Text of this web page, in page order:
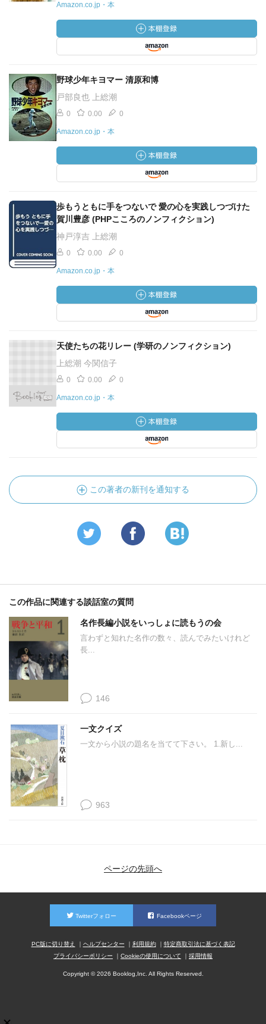
Amazon.co.jp・本
野球少年キヨマー 清原和博
戸部良也 上総潮
0 0.00 0
Amazon.co.jp・本
歩もうともに手をつないで 愛の心を実践しつづけた
賀川豊彦 (PHPこころのノンフィクション)
神戸淳吉 上総潮
0 0.00 0
Amazon.co.jp・本
天使たちの花リレー (学研のノンフィクション)
上総潮 今関信子
0 0.00 0
Amazon.co.jp・本
この著者の新刊を通知する
この作品に関連する談話室の質問
名作長編小説をいっしょに読もうの会
言わずと知れた名作の数々、読んでみたいけれど
長...
146
一文クイズ
一文から小説の題名を当てて下さい。 1.新し...
963
ページの先頭へ
Twitterフォロー Facebookページ
PC版に切り替え ヘルプセンター 利用規約
特定商取引法に基づく表記
プライバシーポリシー
Cookieの使用について 採用情報
Copyright © 2026 Booklog,Inc. All Rights Reserved.